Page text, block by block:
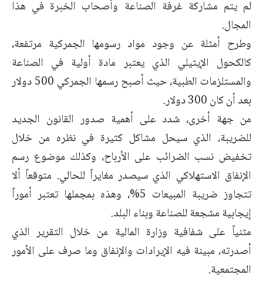
لم يتم مشاركة غرفة الصناعة وأصحاب الخبرة في هذا
المجال.
وطرح أمثلة عن وجود مواد رسومها الجمركية مرتفعة،
كالكحول الإيثيلي الذي يعتبر مادة أولية في الصناعة
والمستلزمات الطبية، حيث أصبح رسمها الجمركي 500 دولار
بعد أن كان 300 دولار.
من جهة أخرى، شدد على أهمية صدور القانون الجديد
للضريبة، الذي سيحل مشاكل كثيرة في نظره من خلال
تخفيض نسب الضرائب على الأرباح، وكذلك موضوع رسم
الإنفاق الاستهلاكي الذي سيصدر مغايراً للحالي. متوقعاً ألا
تتجاوز ضريبة المبيعات 5%، وهذه بمجملها تعتبر أموراً
إيجابية مشجعة للصناعة وبناء البلد.
مثنياً على شفافية وزارة المالية من خلال التقرير الذي
أصدرته، مبينة فيه الإيرادات والإنفاق وما صرف على الأمور
المجتمعية.